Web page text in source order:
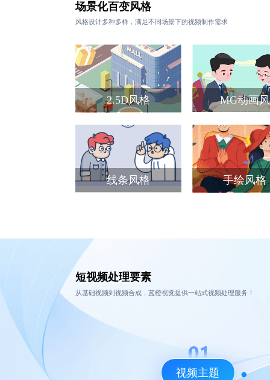
场景化百变风格
风格设计多种多样，满足不同场景下的视频制作需求
2.5D风格 MG动画风
线条风格 手绘风格
短视频处理要素
从基础视频到视频合成，蓝橙视觉提供一站式视频处理服务！
视频主题